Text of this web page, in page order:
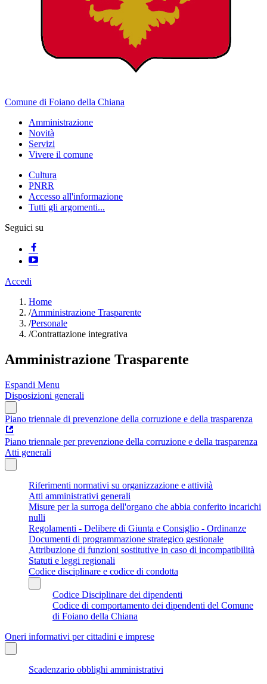
Comune di Foiano della Chiana
Amministrazione
Novità
Servizi
Vivere il comune
Cultura
PNRR
Accesso all'informazione
Tutti gli argomenti...
Seguici su
Accedi
Home
/Amministrazione Trasparente
/Personale
/Contrattazione integrativa
Amministrazione Trasparente
Espandi Menu
Disposizioni generali
Piano triennale di prevenzione della corruzione e della trasparenza
Piano triennale per prevenzione della corruzione e della trasparenza
Atti generali
Riferimenti normativi su organizzazione e attività
Atti amministrativi generali
Misure per la surroga dell'organo che abbia conferito incarichi
nulli
Regolamenti - Delibere di Giunta e Consiglio - Ordinanze
Documenti di programmazione strategico gestionale
Attribuzione di funzioni sostitutive in caso di incompatibilità
Statuti e leggi regionali
Codice disciplinare e codice di condotta
Codice Disciplinare dei dipendenti
Codice di comportamento dei dipendenti del Comune
di Foiano della Chiana
Oneri informativi per cittadini e imprese
Scadenzario obblighi amministrativi